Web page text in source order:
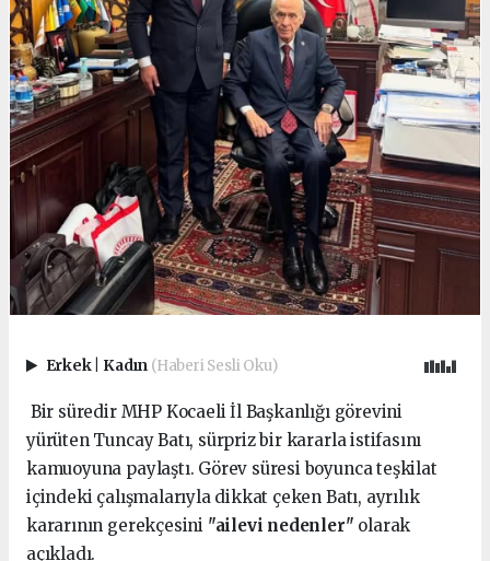
Erkek Kadın (Haberi Sesli Oku)
Bir süredir MHP Kocaeli İl Başkanlığı görevini
yürüten Tuncay Batı, sürpriz bir kararla istifasını
kamuoyuna paylaştı. Görev süresi boyunca teşkilat
içindeki çalışmalarıyla dikkat çeken Batı, ayrılık
kararının gerekçesini "ailevi nedenler" olarak
açıkladı.